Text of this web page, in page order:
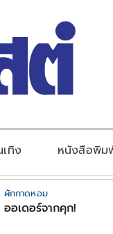
ทิง หนังสือพิม
ผักกาดหอม
ออเดอร์จากคุก!